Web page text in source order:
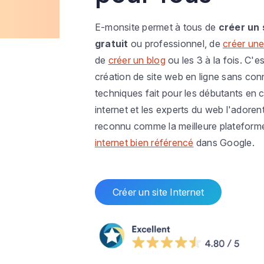
E-monsite permet à tous de créer un
gratuit ou professionnel, decréer
de créer un blogou les 3 à la fois.
création de site web en ligne sans
techniques fait pour les débutants en
internet et les experts du web
reconnu comme la meilleure
internet bien référencé dans Google.
Créer un site Internet